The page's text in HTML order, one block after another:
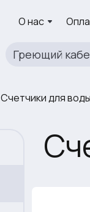
О нас
Греющий
Счетчики для воды